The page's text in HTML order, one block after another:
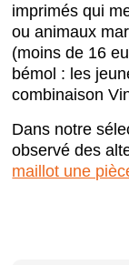
imprimés qui
ou animaux
(moins de 16
bémol : les
combinaison
Dans notre
observé des
maillot une